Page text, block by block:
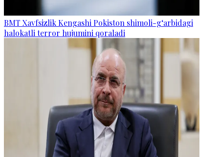
BMT Xavfsizlik Kengashi Pokiston shimoli-g‘arbidagi
halokatli terror hujumini qoraladi